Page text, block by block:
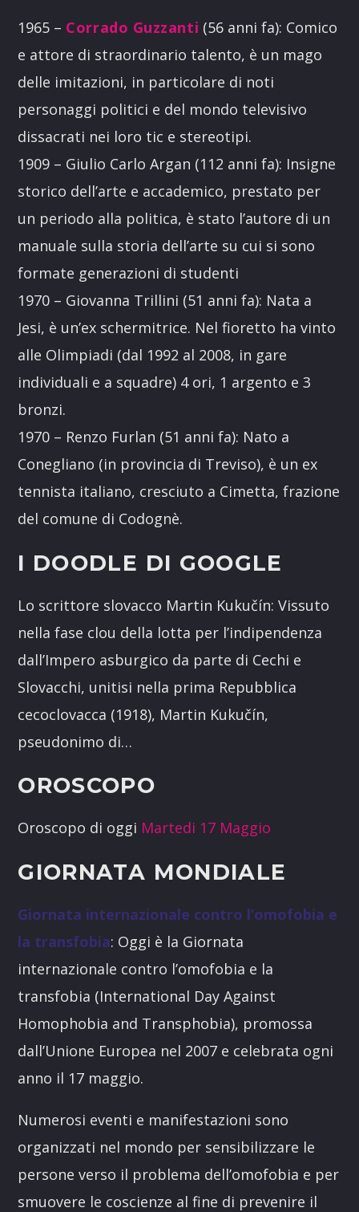
1965 – Corrado Guzzanti (56 anni fa): Comico
e attore di straordinario talento, è un mago
delle imitazioni, in particolare di noti
personaggi politici e del mondo televisivo
dissacrati nei loro tic e stereotipi.
1909 – Giulio Carlo Argan (112 anni fa): Insigne
storico dell’arte e accademico, prestato per
un periodo alla politica, è stato l’autore di un
manuale sulla storia dell’arte su cui si sono
formate generazioni di studenti
1970 – Giovanna Trillini (51 anni fa): Nata a
Jesi, è un’ex schermitrice. Nel fioretto ha vinto
alle Olimpiadi (dal 1992 al 2008, in gare
individuali e a squadre) 4 ori, 1 argento e 3
bronzi.
1970 – Renzo Furlan (51 anni fa): Nato a
Conegliano (in provincia di Treviso), è un ex
tennista italiano, cresciuto a Cimetta, frazione
del comune di Codognè.
I DOODLE DI GOOGLE
Lo scrittore slovacco Martin Kukučín: Vissuto
nella fase clou della lotta per l’indipendenza
dall’Impero asburgico da parte di Cechi e
Slovacchi, unitisi nella prima Repubblica
cecoclovacca (1918), Martin Kukučín,
pseudonimo di…
OROSCOPO
Oroscopo di oggi Martedi 17 Maggio
GIORNATA MONDIALE
Giornata internazionale contro l’omofobia e
la transfobia: Oggi è la Giornata
internazionale contro l’omofobia e la
transfobia (International Day Against
Homophobia and Transphobia), promossa
dall’Unione Europea nel 2007 e celebrata ogni
anno il 17 maggio.
Numerosi eventi e manifestazioni sono
organizzati nel mondo per sensibilizzare le
persone verso il problema dell’omofobia e per
smuovere le coscienze al fine di prevenire il